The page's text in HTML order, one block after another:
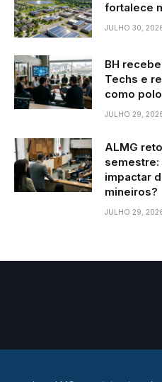
fortalece
JULHO 30,
BH
Techs e
como
JULHO 29,
ALMG
impactar
mineiros?
JULHO 29,